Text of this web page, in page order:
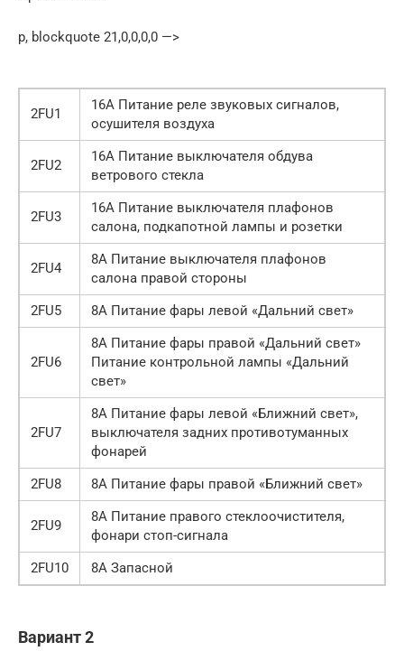
p, blockquote 21,0,0,0,0 —>
2FU1
16А Питание реле звуковых сигналов,
осушителя воздуха
2FU2
16А Питание выключателя обдува
ветрового стекла
2FU3
16А Питание выключателя плафонов
салона, подкапотной лампы и розетки
2FU4
8А Питание выключателя плафонов
салона правой стороны
2FU5
8А Питание фары левой «Дальний свет»
2FU6
8А Питание фары правой «Дальний свет»
Питание контрольной лампы «Дальний
свет»
2FU7
8А Питание фары левой «Ближний свет»,
выключателя задних противотуманных
фонарей
2FU8
8А Питание фары правой «Ближний свет»
2FU9
8А Питание правого стеклоочистителя,
фонари стоп-сигнала
2FU10
8А Запасной
Вариант 2